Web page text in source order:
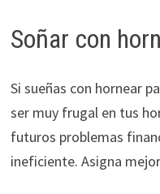
Soñar con
Si sueñas con hornear
ser muy frugal en tus
futuros problemas
ineficiente. Asigna